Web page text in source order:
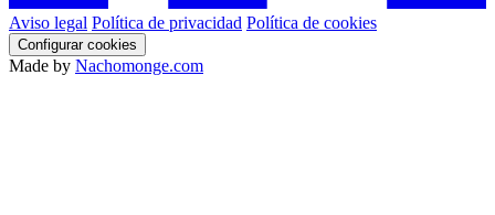
Aviso legal Política de privacidad Política de cookies
Configurar cookies
Made by Nachomonge.com